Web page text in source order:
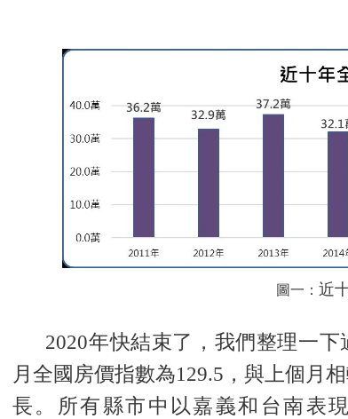
圖一：近
2020年快結束了，我們整理一
月全國房價指數為129.5，與上個月
長。所有縣市中以嘉義和台南表